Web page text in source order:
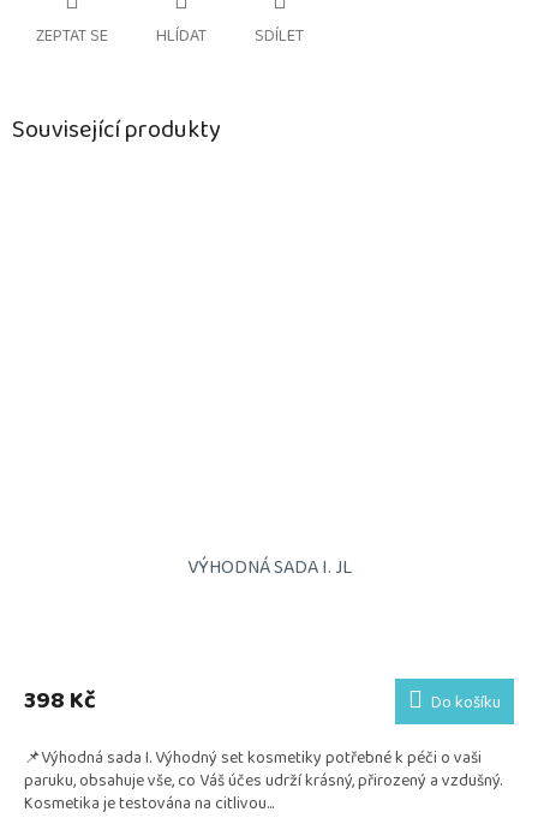
ZEPTAT SE HLÍDAT SDÍLET
Související produkty
VÝHODNÁ SADA I. JL
398 Kč Do košíku
📌Výhodná sada I. Výhodný set kosmetiky potřebné k péči o vaši
paruku, obsahuje vše, co Váš účes udrží krásný, přirozený a vzdušný.
Kosmetika je testována na citlivou...